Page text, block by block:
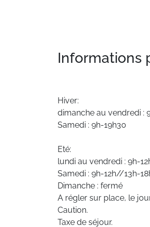
Informations
Hiver:
dimanche au vendredi :
Samedi : 9h-19h30
Eté:
lundi au vendredi : 9h-
Samedi : 9h-12h//13h-
Dimanche : fermé
A régler sur place, le
Caution.
Taxe de séjour.